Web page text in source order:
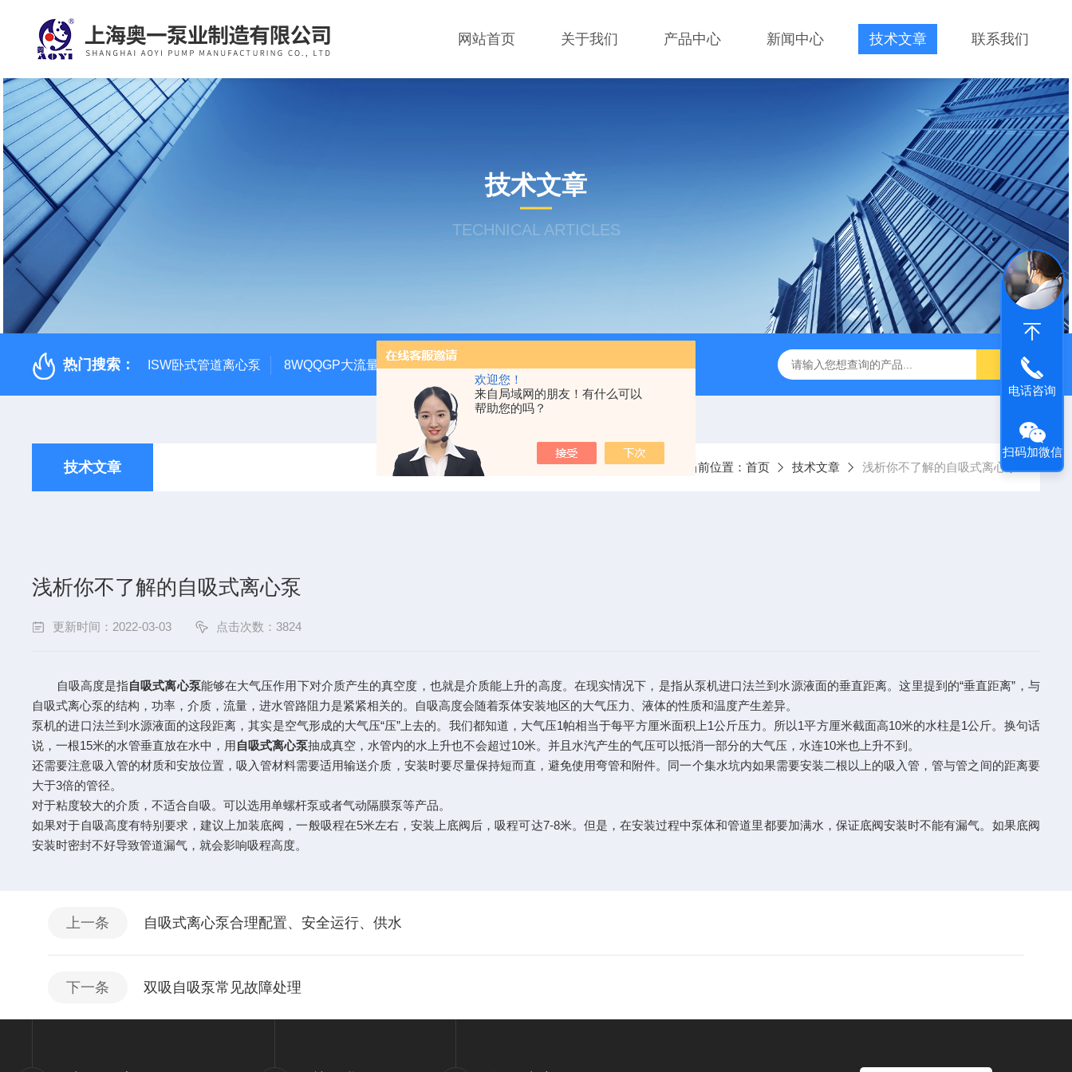
欢迎您！
来自局域网的朋友！有什么可以
帮助您的吗？
网站首页 关于我们 产品中心 新闻中心 技术文章 联系我们
技术文章
TECHNICAL ARTICLES
热门搜索： ISW卧式管道离心泵 8WQQGP大流量便携式防汛排水泵 QZZS防汛抢险自吸泵 高吸程自吸泵 IHG不锈钢立式离心泵
技术文章 当前位置： 首页 技术文章 浅析你不了解的自吸式离心泵
浅析你不了解的自吸式离心泵
更新时间：2022-03-03 点击次数：3824
自吸高度是指自吸式离心泵能够在大气压作用下对介质产生的真空度，也就是介质能上升的高度。在现实情况下，是指从泵机进口法兰到水源液面的垂直距离。这里提到的“垂直距离”，与
自吸式离心泵的结构，功率，介质，流量，进水管路阻力是紧紧相关的。自吸高度会随着泵体安装地区的大气压力、液体的性质和温度产生差异。
泵机的进口法兰到水源液面的这段距离，其实是空气形成的大气压“压”上去的。我们都知道，大气压1帕相当于每平方厘米面积上1公斤压力。所以1平方厘米截面高10米的水柱是1公斤。换句话
说，一根15米的水管垂直放在水中，用自吸式离心泵抽成真空，水管内的水上升也不会超过10米。并且水汽产生的气压可以抵消一部分的大气压，水连10米也上升不到。
还需要注意吸入管的材质和安放位置，吸入管材料需要适用输送介质，安装时要尽量保持短而直，避免使用弯管和附件。同一个集水坑内如果需要安装二根以上的吸入管，管与管之间的距离要
大于3倍的管径。
对于粘度较大的介质，不适合自吸。可以选用单螺杆泵或者气动隔膜泵等产品。
如果对于自吸高度有特别要求，建议上加装底阀，一般吸程在5米左右，安装上底阀后，吸程可达7-8米。但是，在安装过程中泵体和管道里都要加满水，保证底阀安装时不能有漏气。如果底阀
安装时密封不好导致管道漏气，就会影响吸程高度。
上一条 自吸式离心泵合理配置、安全运行、供水
下一条 双吸自吸泵常见故障处理
电话咨询
扫码加微信